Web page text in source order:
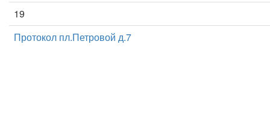
19
Протокол пл.Петровой д.7